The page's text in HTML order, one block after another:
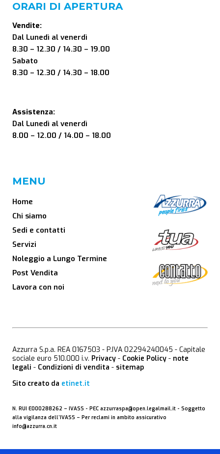
ORARI DI APERTURA
Vendite:
Dal Lunedì al venerdì
8.30 – 12.30 / 14.30 – 19.00
Sabato
8.30 – 12.30 / 14.30 – 18.00
Assistenza:
Dal Lunedì al venerdì
8.00 – 12.00 / 14.00 – 18.00
MENU
Home
Chi siamo
Sedi e contatti
Servizi
Noleggio a Lungo Termine
Post Vendita
Lavora con noi
Azzurra S.p.a. REA 0167503 - P.IVA 02294240045 - Capitale
sociale euro 510.000 i.v. Privacy - Cookie Policy - note
legali - Condizioni di vendita - sitemap
Sito creato da etinet.it
N. RUI E000288262 – IVASS - PEC azzurraspa@open.legalmail.it - Soggetto
alla vigilanza dell’IVASS – Per reclami in ambito assicurativo
info@azzurra.cn.it